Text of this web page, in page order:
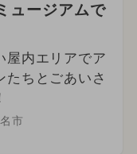
ュージアムで
屋内エリアでア
たちとごあいさ
市